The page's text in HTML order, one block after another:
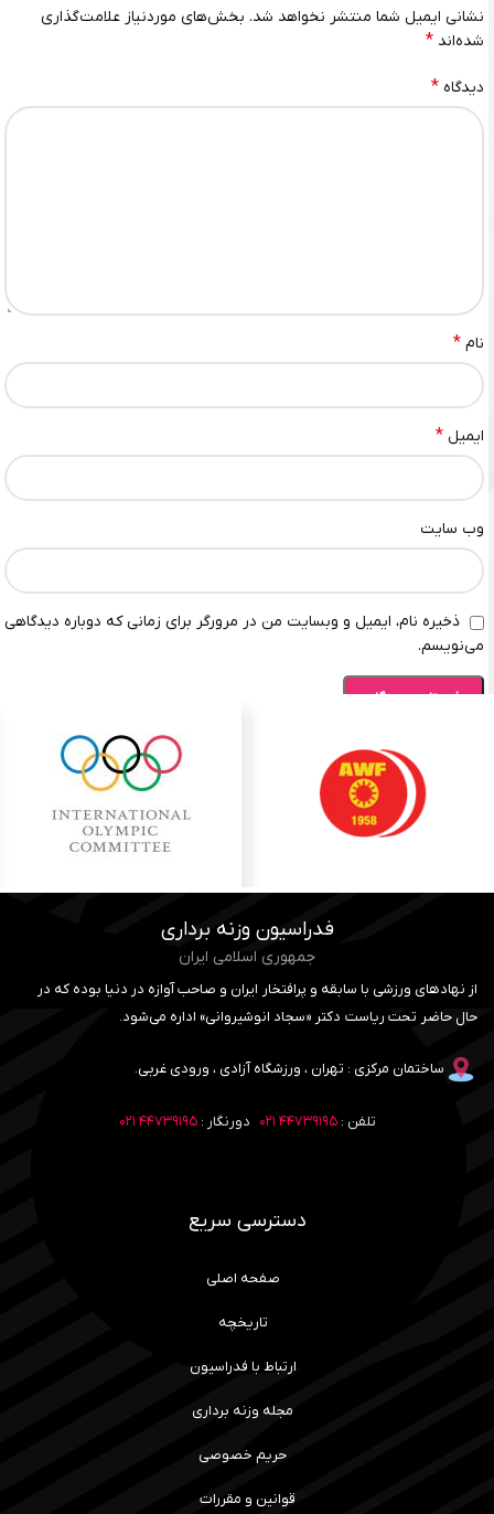
نشانی ایمیل شما منتشر نخواهد شد. بخش‌های موردنیاز علامت‌گذاری
شده‌اند *
دیدگاه *
نام *
ایمیل *
وب‌ سایت
ذخیره نام، ایمیل و وبسایت من در مرورگر برای زمانی که دوباره دیدگاهی
می‌نویسم.
فدراسیون وزنه برداری
جمهوری اسلامی ایران
از نهادهای ورزشی با سابقه و پرافتخار ایران و صاحب آوازه در دنیا بوده که در
حال حاضر تحت ریاست دکتر «سجاد انوشیروانی» اداره می‌شود.
ساختمان مرکزی : تهران ، ورزشگاه آزادی ، ورودی غربی.
تلفن :۴۴۷۳۹۱۹۵ ۰۲۱ دورنگار :۴۴۷۳۹۱۹۵ ۰۲۱
دسترسی سریع
صفحه اصلی
تاریخچه
ارتباط با فدراسیون
مجله وزنه برداری
حریم خصوصی
قوانین و مقررات